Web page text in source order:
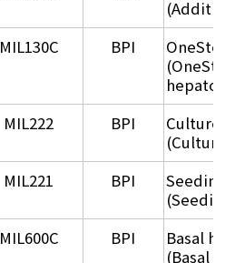
MIL130C BPI
MIL222 BPI
Culture
(Culture
MIL221 BPI
Seeding
MIL600C BPI
Basal
(Basal